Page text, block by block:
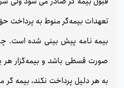
تعهدات بیمه‌گر منوط به پرداخت
بیمه نامه پیش بینی شده است.
صورت قسطی باشد و بیمه‌گزار هر
به هر دلیل پرداخت نکند، بیمه گر